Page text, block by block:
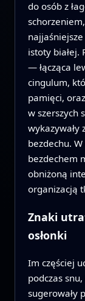
do osób z
istoty białej.
— łącząca
cingulum,
pamięci,
w szerszych
wykazywały
bezdechu.
bezdechem
obniżoną
organizacją
Znaki
osłonki
Im częściej
podczas
sugerowały